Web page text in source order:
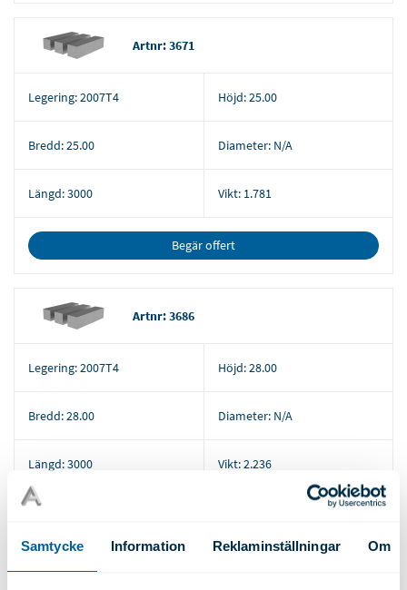
Samtycke Information Reklaminställningar Om
Artnr: 3671
Legering:2007T4 Höjd:25.00
Bredd:25.00 Diameter: N/A
Längd:3000 Vikt: 1.781
Begär offert
Artnr: 3686
Legering:2007T4 Höjd:28.00
Bredd:28.00 Diameter: N/A
Längd:3000 Vikt:2.236